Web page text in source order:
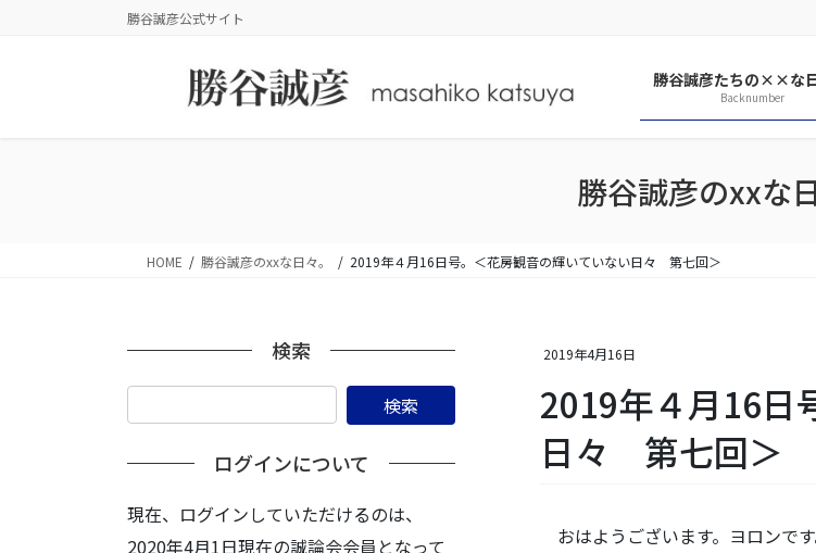
勝谷誠彦公式サイト
勝谷誠彦たちの××な日
Backnumber
勝谷誠彦のxxな日
HOME 勝谷誠彦のxxな日々。 2019年４月16日号。＜花房観音の輝いていない日々 第七回＞
2019年4月16日
2019年４月16日
日々 第七回＞
おはようございます。ヨロン
検索
ログインについて
現在、ログインしていただけるのは、
2020年4月1日現在の誠論会会員となって